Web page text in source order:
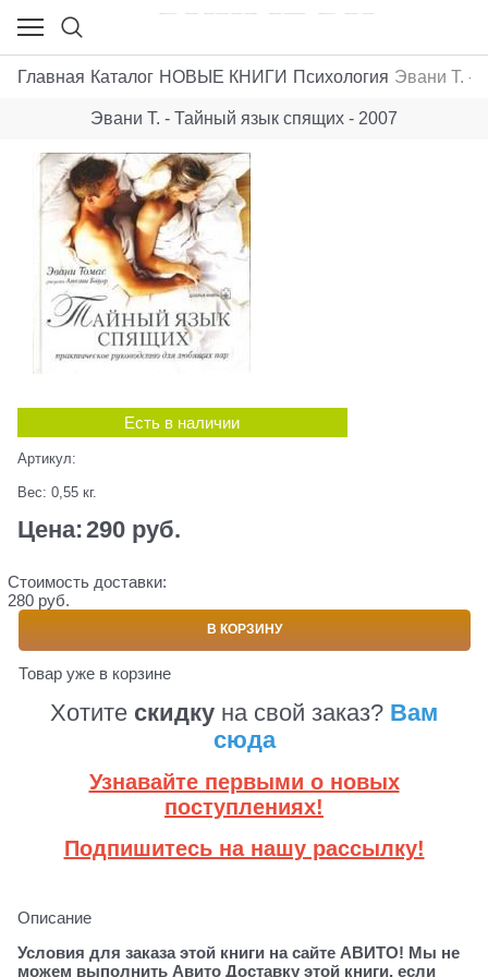
Главная Каталог НОВЫЕ КНИГИ Психология Эвани Т. -
Эвани Т. - Тайный язык спящих - 2007
Есть в наличии
Артикул:
Вес: 0,55 кг.
Цена:290 руб.
Стоимость доставки:
280 руб.
В КОРЗИНУ
Товар уже в корзине
Хотите скидку на свой заказ? Вам
сюда
Узнавайте первыми о новых
поступлениях!
Подпишитесь на нашу рассылку!
Описание
Условия для заказа этой книги на сайте АВИТО! Мы не
можем выполнить Авито Доставку этой книги, если